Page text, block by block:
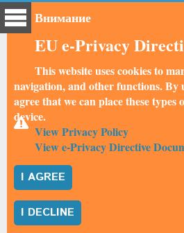
Внимание
EU e-Privacy
This website uses cookies to
navigation, and other functions. By
agree that we can place these types
device.
View Privacy Policy
View e-Privacy Directive
I AGREE
I DECLINE